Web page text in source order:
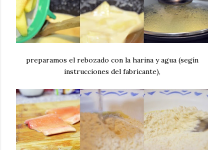
preparamos el rebozado con la harina y agua (segín
instrucciones del fabricante),